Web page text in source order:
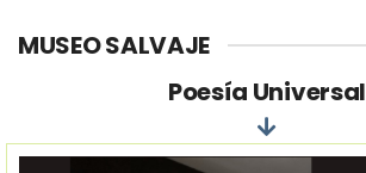
MUSEO SALVAJE
Poesía Universal